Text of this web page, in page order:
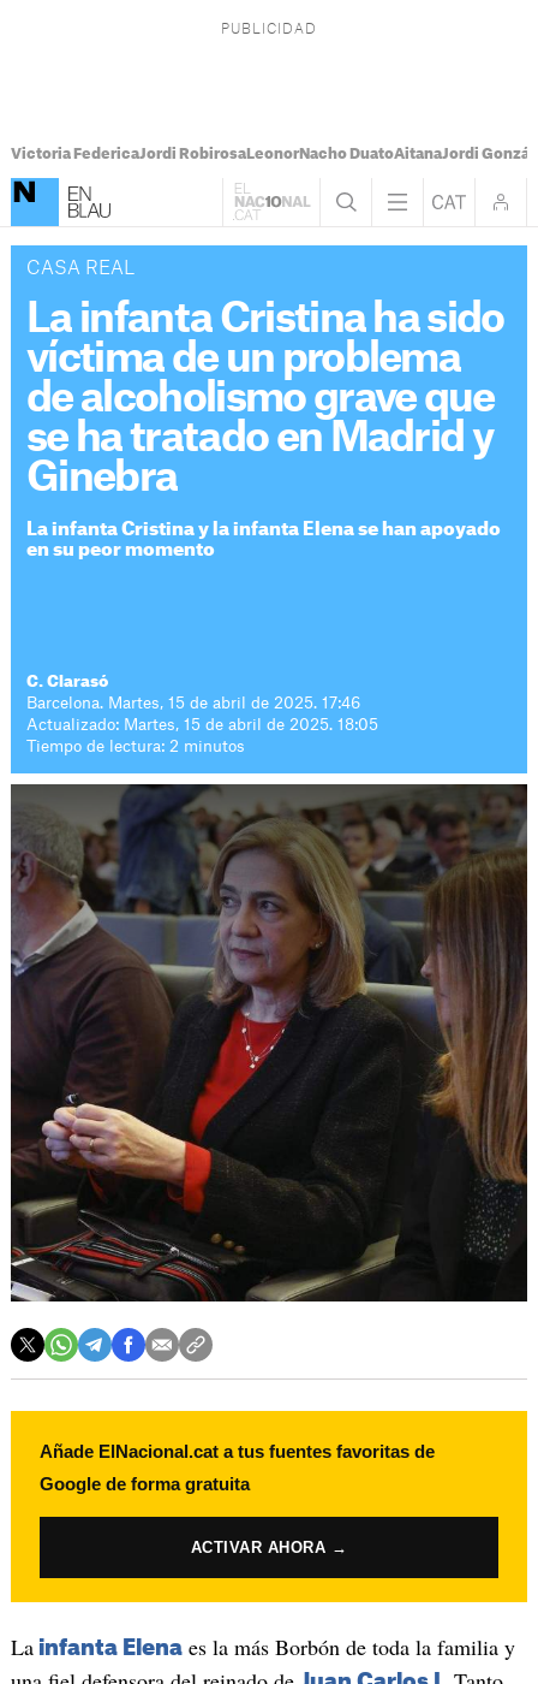
Victoria FedericaJordi RobirosaLeonorNacho DuatoAitanaJordi
CASA REAL
La infanta Cristina ha sido
víctima de un problema
de alcoholismo grave que
se ha tratado en Madrid y
Ginebra
La infanta Cristina y la infanta Elena se han apoyado
en su peor momento
C. Clarasó
Barcelona. Martes, 15 de abril de 2025. 17:46
Actualizado: Martes, 15 de abril de 2025. 18:05
Tiempo de lectura: 2 minutos
Añade ElNacional.cat a tus fuentes favoritas de
Google de forma gratuita
ACTIVAR AHORA →
Lainfanta Elenaes la más Borbón de toda la familia y